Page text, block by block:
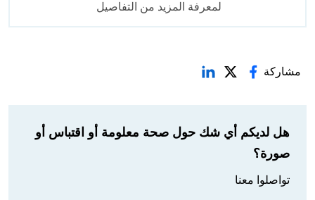
لمعرفة المزيد من التفاصيل
مشاركة
هل لديكم أي شك حول صحة معلومة أو اقتباس أو
صورة؟
تواصلوا معنا